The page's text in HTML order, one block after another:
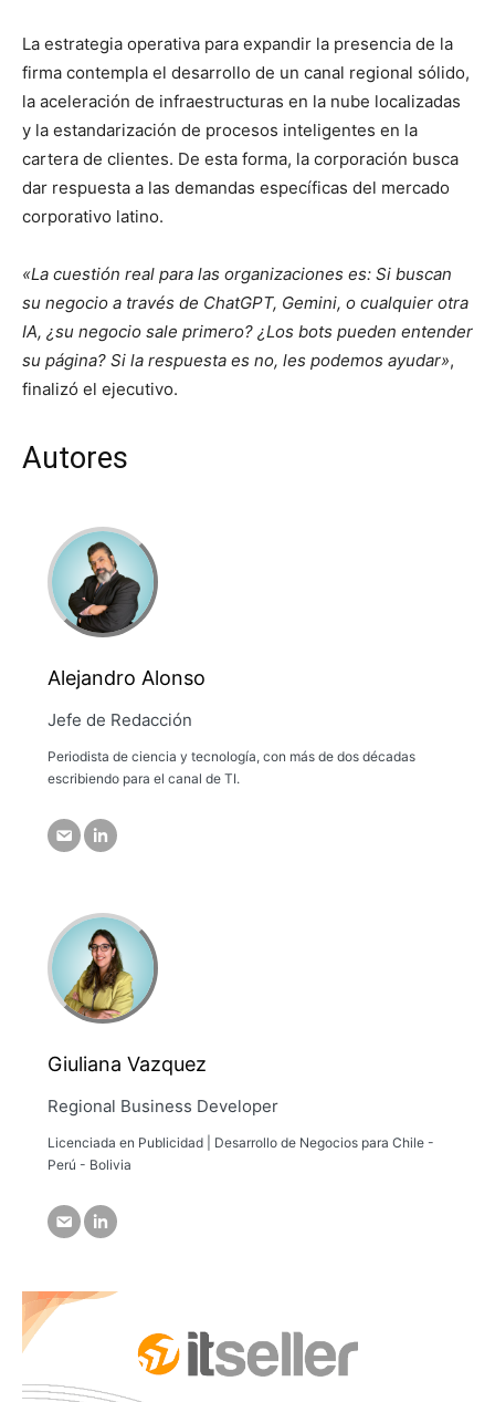
La estrategia operativa para expandir la presencia de la
firma contempla el desarrollo de un canal regional sólido,
la aceleración de infraestructuras en la nube localizadas
y la estandarización de procesos inteligentes en la
cartera de clientes. De esta forma, la corporación busca
dar respuesta a las demandas específicas del mercado
corporativo latino.
«La cuestión real para las organizaciones es: Si buscan
su negocio a través de ChatGPT, Gemini, o cualquier otra
IA, ¿su negocio sale primero? ¿Los bots pueden entender
su página? Si la respuesta es no, les podemos ayudar»,
finalizó el ejecutivo.
Autores
Alejandro Alonso
Jefe de Redacción
Periodista de ciencia y tecnología, con más de dos décadas
escribiendo para el canal de TI.
Giuliana Vazquez
Regional Business Developer
Licenciada en Publicidad | Desarrollo de Negocios para Chile -
Perú - Bolivia